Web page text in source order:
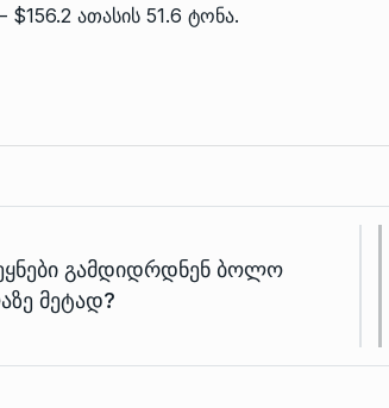
$156.2 ათასის 51.6 ტონა.
გამდიდრდნენ ბოლო
მეტად?